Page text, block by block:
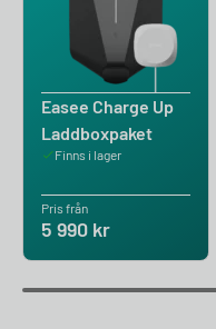
Easee Charge Up
Laddboxpaket
Finns i lager
Pris från
5 990 kr